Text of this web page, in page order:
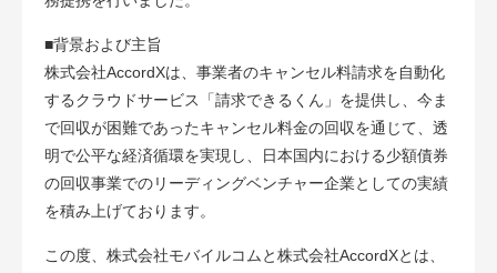
■背景および主旨
株式会社AccordXは、事業者のキャンセル料請求を自動化
するクラウドサービス「請求できるくん」を提供し、今ま
で回収が困難であったキャンセル料金の回収を通じて、透
明で公平な経済循環を実現し、日本国内における少額債券
の回収事業でのリーディングベンチャー企業としての実績
を積み上げております。
この度、株式会社モバイルコムと株式会社AccordXとは、